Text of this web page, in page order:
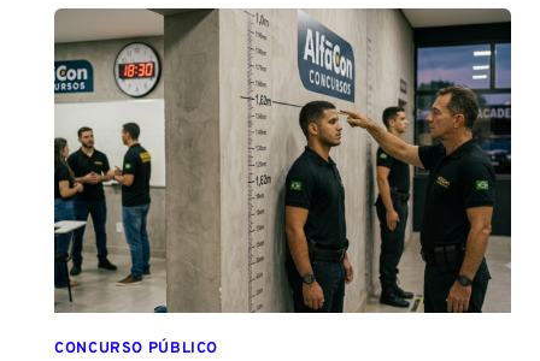
PMPE
2026:
ATÉ
FINAL
DESTE
ANO!
CONCURSO PÚBLICO